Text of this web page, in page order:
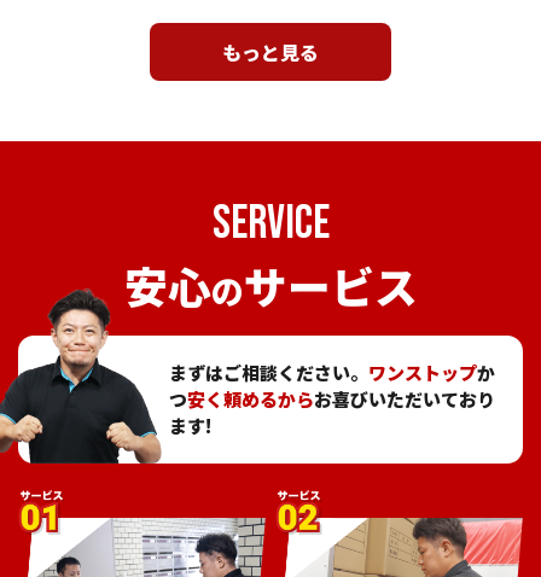
もっと見る
SERVICE
安心のサービス
まずはご相談ください。 ワンストップか
つ安く頼めるからお喜びいただいており
ます!